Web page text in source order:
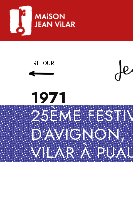
RETOUR
1971
25ÈME
D’AVIGNON,
VILAR À